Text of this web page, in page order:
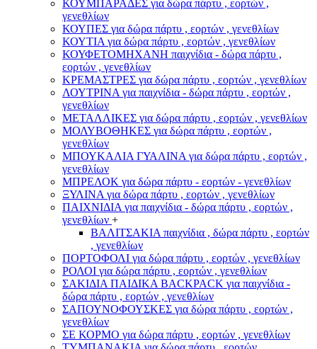
ΚΟΥΜΠΑΡΑΔΕΣ για δώρα πάρτυ , εορτών ,
γενεθλίων
ΚΟΥΠΕΣ για δώρα πάρτυ , εορτών , γενεθλίων
ΚΟΥΤΙΑ για δώρα πάρτυ , εορτών , γενεθλίων
ΚΟΥΦΕΤΟΜΗΧΑΝΗ παιχνίδια - δώρα πάρτυ ,
εορτών , γενεθλίων
ΚΡΕΜΑΣΤΡΕΣ για δώρα πάρτυ , εορτών , γενεθλίων
ΛΟΥΤΡΙΝΑ για παιχνίδια - δώρα πάρτυ , εορτών ,
γενεθλίων
ΜΕΤΑΛΛΙΚΕΣ για δώρα πάρτυ , εορτών , γενεθλίων
ΜΟΛΥΒΟΘΗΚΕΣ για δώρα πάρτυ , εορτών ,
γενεθλίων
ΜΠΟΥΚΑΛΙΑ ΓΥΑΛΙΝΑ για δώρα πάρτυ , εορτών ,
γενεθλίων
ΜΠΡΕΛΟΚ για δώρα πάρτυ - εορτών - γενεθλίων
ΞΥΛΙΝΑ για δώρα πάρτυ , εορτών , γενεθλίων
ΠΑΙΧΝΙΔΙΑ για παιχνίδια - δώρα πάρτυ , εορτών ,
γενεθλίων +
ΒΑΛΙΤΣΑΚΙΑ παιχνίδια , δώρα πάρτυ , εορτών
, γενεθλίων
ΠΟΡΤΟΦΟΛΙ για δώρα πάρτυ , εορτών , γενεθλίων
ΡΟΛΟΙ για δώρα πάρτυ , εορτών , γενεθλίων
ΣΑΚΙΔΙΑ ΠΑΙΔΙΚΑ BACKPACK για παιχνίδια -
δώρα πάρτυ , εορτών , γενεθλίων
ΣΑΠΟΥΝΟΦΟΥΣΚΕΣ για δώρα πάρτυ , εορτών ,
γενεθλίων
ΣΕ ΚΟΡΜΟ για δώρα πάρτυ , εορτών , γενεθλίων